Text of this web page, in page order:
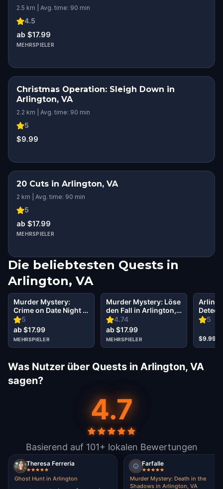
2.5 km | Avg. time: 90 min
4.5
ab $17.99
MEHRSPIELER
Christmas Operation: Sleigh Down in
Arlington, VA
2.2 km | Avg. time: 90 min
5
$9.99
20 Cuts in Arlington, VA
2 km | Avg. time: 90 min
5
ab $17.99
MEHRSPIELER
Die beliebtesten Quests in
Arlington, VA
5
Murder Mystery:
Crime on Date Night in
Ballston, Arlington,
VA
ab $17.99
MEHRSPIELER
4.74
Murder Mystery: Löse
den Fall in Arlington,
VA
ab $17.99
MEHRSPIELER
5
$9.99
Was Nutzer über Quests in Arlington, VA
sagen?
4.7
Basierend auf 101+ lokalen Bewertungen
Theresa Ferreria
Ghost Hunt in Arlington
Farfalle
Murder Mystery: Death in the
Shadows in Arlington, VA